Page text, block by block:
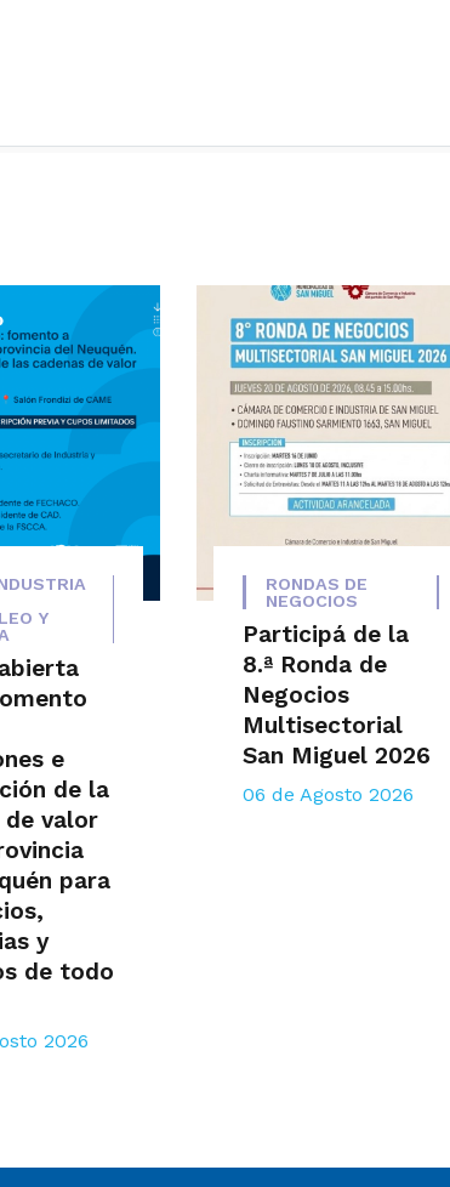
Y
e
de la
de valor
para
y
de todo
2026
RONDAS DE
NEGOCIOS
Participá de la
8.ª Ronda de
Negocios
Multisectorial
San Miguel 2026
06 de Agosto 2026